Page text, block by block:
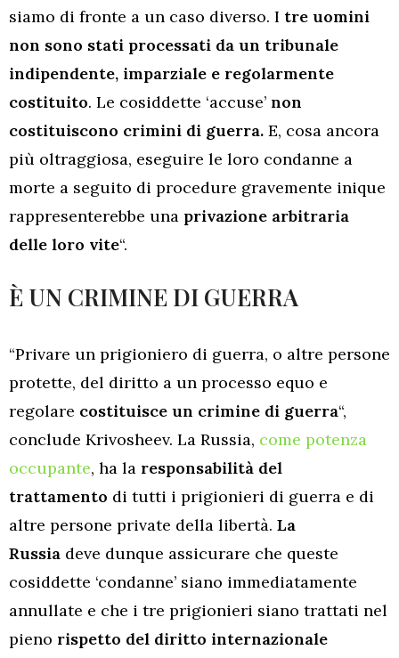
siamo di fronte a un caso diverso. I tre uomini
non sono stati processati da un tribunale
indipendente, imparziale e regolarmente
costituito. Le cosiddette ‘accuse’ non
costituiscono crimini di guerra. E, cosa ancora
più oltraggiosa, eseguire le loro condanne a
morte a seguito di procedure gravemente inique
rappresenterebbe una privazione arbitraria
delle loro vite“.
È UN CRIMINE DI GUERRA
“Privare un prigioniero di guerra, o altre persone
protette, del diritto a un processo equo e
regolare costituisce un crimine di guerra“,
conclude Krivosheev. La Russia, come potenza
occupante, ha la responsabilità del
trattamento di tutti i prigionieri di guerra e di
altre persone private della libertà. La
Russia deve dunque assicurare che queste
cosiddette ‘condanne’ siano immediatamente
annullate e che i tre prigionieri siano trattati nel
pieno rispetto del diritto internazionale